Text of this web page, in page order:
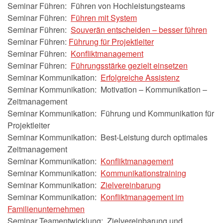
Seminar Führen: Führen von Hochleistungsteams
Seminar Führen: Führen mit System
Seminar Führen: Souverän entscheiden – besser führen
Seminar Führen: Führung für Projektleiter
Seminar Führen: Konfliktmanagement
Seminar Führen: Führungsstärke gezielt einsetzen
Seminar Kommunikation: Erfolgreiche Assistenz
Seminar Kommunikation: Motivation – Kommunikation –
Zeitmanagement
Seminar Kommunikation: Führung und Kommunikation für
Projektleiter
Seminar Kommunikation: Best-Leistung durch optimales
Zeitmanagement
Seminar Kommunikation: Konfliktmanagement
Seminar Kommunikation: Kommunikationstraining
Seminar Kommunikation: Zielvereinbarung
Seminar Kommunikation: Konfliktmanagement im
Familienunternehmen
Seminar Teamentwicklung: Zielvereinbarung und